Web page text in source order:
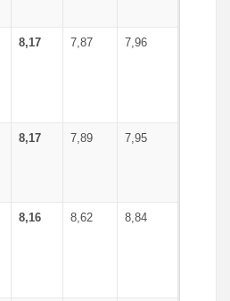
8,17 7,87 7,96
8,17 7,89 7,95
8,16 8,62 8,84